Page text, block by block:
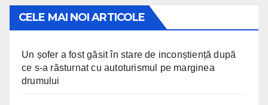
CELE MAI NOI ARTICOLE
Un șofer a fost găsit în stare de inconștiență după
ce s-a răsturnat cu autoturismul pe marginea
drumului